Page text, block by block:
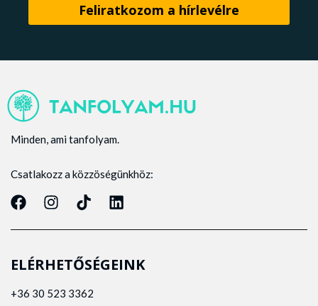
Minden, ami tanfolyam.
Csatlakozz a közzöségünkhöz:
ELÉRHETŐSÉGEINK
+36 30 523 3362